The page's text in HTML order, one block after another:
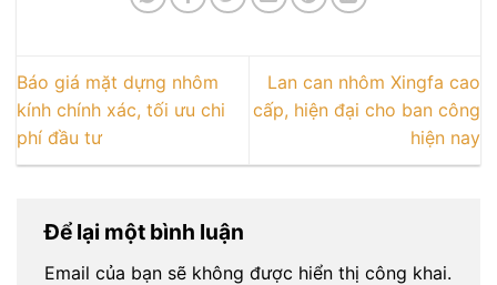
Báo giá mặt dựng nhôm
kính chính xác, tối ưu chi
phí đầu tư
Lan can nhôm Xingfa cao
cấp, hiện đại cho ban công
hiện nay
Để lại một bình luận
Email của bạn sẽ không được hiển thị công khai.